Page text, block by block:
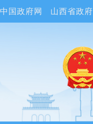
中国政府网 山西省政府